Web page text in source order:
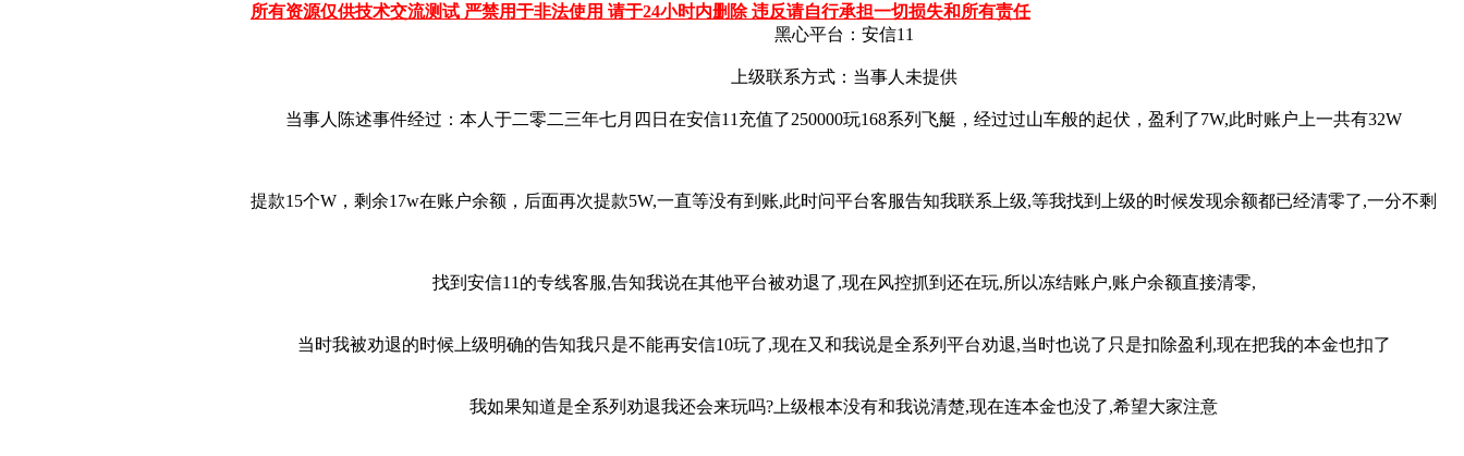
所有资源仅供技术交流测试 严禁用于非法使用 请于24小时内删除 违反请自行承担一切损失和所有责任
黑心平台：安信11
上级联系方式：当事人未提供
当事人陈述事件经过： 本人于二零二三年七月四日在安信11充值了250000玩168系列飞艇，经过过山车般的起伏，盈利了7W,此时账户上一共有32W
提款15个W，剩余17w在账户余额，后面再次提款5W,一直等没有到账,此时问平台客服告知我联系上级,等我找到上级的时候发现余额都已经清零了,一分不剩
找到安信11的专线客服,告知我说在其他平台被劝退了,现在风控抓到还在玩,所以冻结账户,账户余额直接清零,
当时我被劝退的时候上级明确的告知我只是不能再安信10玩了,现在又和我说是全系列平台劝退,当时也说了只是扣除盈利,现在把我的本金也扣了
我如果知道是全系列劝退我还会来玩吗?上级根本没有和我说清楚,现在连本金也没了,希望大家注意